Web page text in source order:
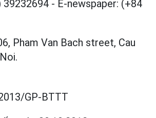
39232694 - E-newspaper: (+84
Pham Van Bach street, Cau
GP-BTTT